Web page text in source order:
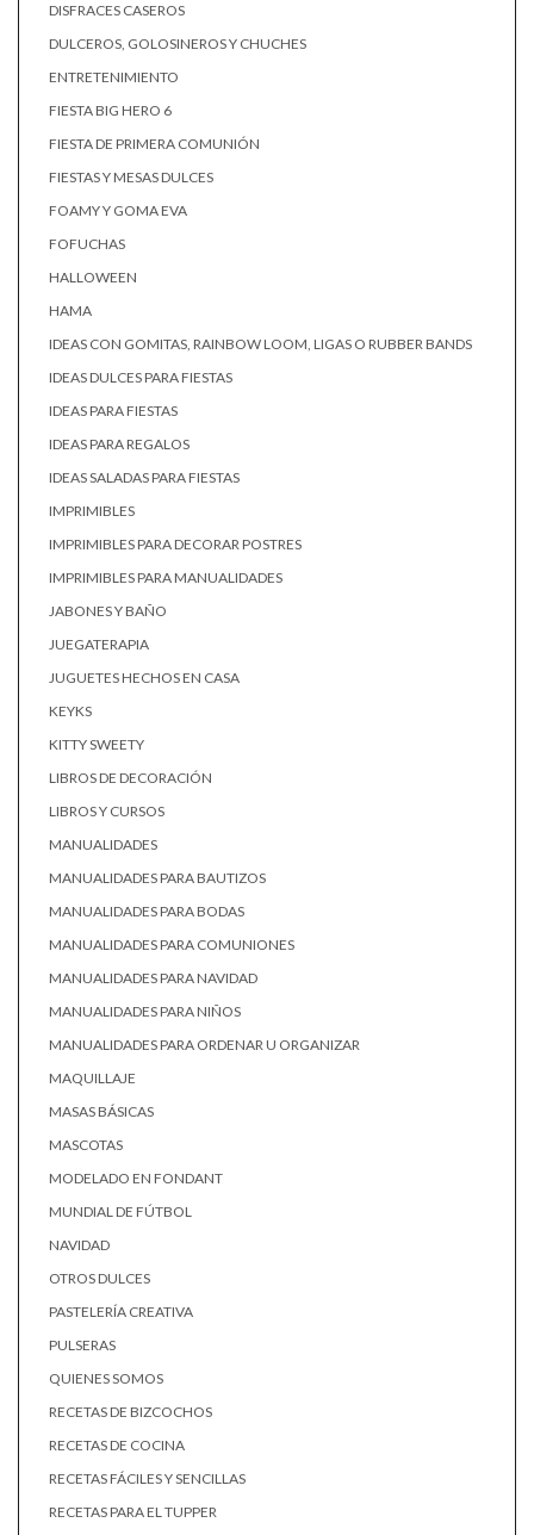
DISFRACES CASEROS
DULCEROS, GOLOSINEROS Y CHUCHES
ENTRETENIMIENTO
FIESTA BIG HERO 6
FIESTA DE PRIMERA COMUNIÓN
FIESTAS Y MESAS DULCES
FOAMY Y GOMA EVA
FOFUCHAS
HALLOWEEN
HAMA
IDEAS CON GOMITAS, RAINBOW LOOM, LIGAS O RUBBER BANDS
IDEAS DULCES PARA FIESTAS
IDEAS PARA FIESTAS
IDEAS PARA REGALOS
IDEAS SALADAS PARA FIESTAS
IMPRIMIBLES
IMPRIMIBLES PARA DECORAR POSTRES
IMPRIMIBLES PARA MANUALIDADES
JABONES Y BAÑO
JUEGATERAPIA
JUGUETES HECHOS EN CASA
KEYKS
KITTY SWEETY
LIBROS DE DECORACIÓN
LIBROS Y CURSOS
MANUALIDADES
MANUALIDADES PARA BAUTIZOS
MANUALIDADES PARA BODAS
MANUALIDADES PARA COMUNIONES
MANUALIDADES PARA NAVIDAD
MANUALIDADES PARA NIÑOS
MANUALIDADES PARA ORDENAR U ORGANIZAR
MAQUILLAJE
MASAS BÁSICAS
MASCOTAS
MODELADO EN FONDANT
MUNDIAL DE FÚTBOL
NAVIDAD
OTROS DULCES
PASTELERÍA CREATIVA
PULSERAS
QUIENES SOMOS
RECETAS DE BIZCOCHOS
RECETAS DE COCINA
RECETAS FÁCILES Y SENCILLAS
RECETAS PARA EL TUPPER